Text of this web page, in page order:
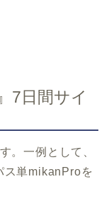
7日間サイ
。一例として、
ス単mikanProを